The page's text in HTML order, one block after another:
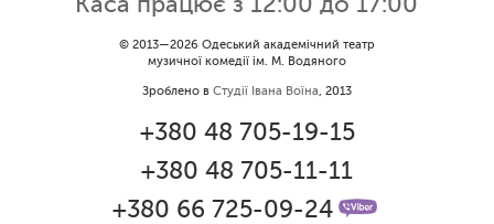
09.06.2026
Вітаємо Ірину Візіренко з
народженням дівчинки!
Дякуємо за свято!
Графік роботи каси 1 червня
© 2013—2026 Одеський академічний театр
музичної комедії ім. М. Водяного
Зроблено в Студії Івана Воїна, 2013
+380 48 705-19-15
+380 48 705-11-11
+380 66 725-09-24